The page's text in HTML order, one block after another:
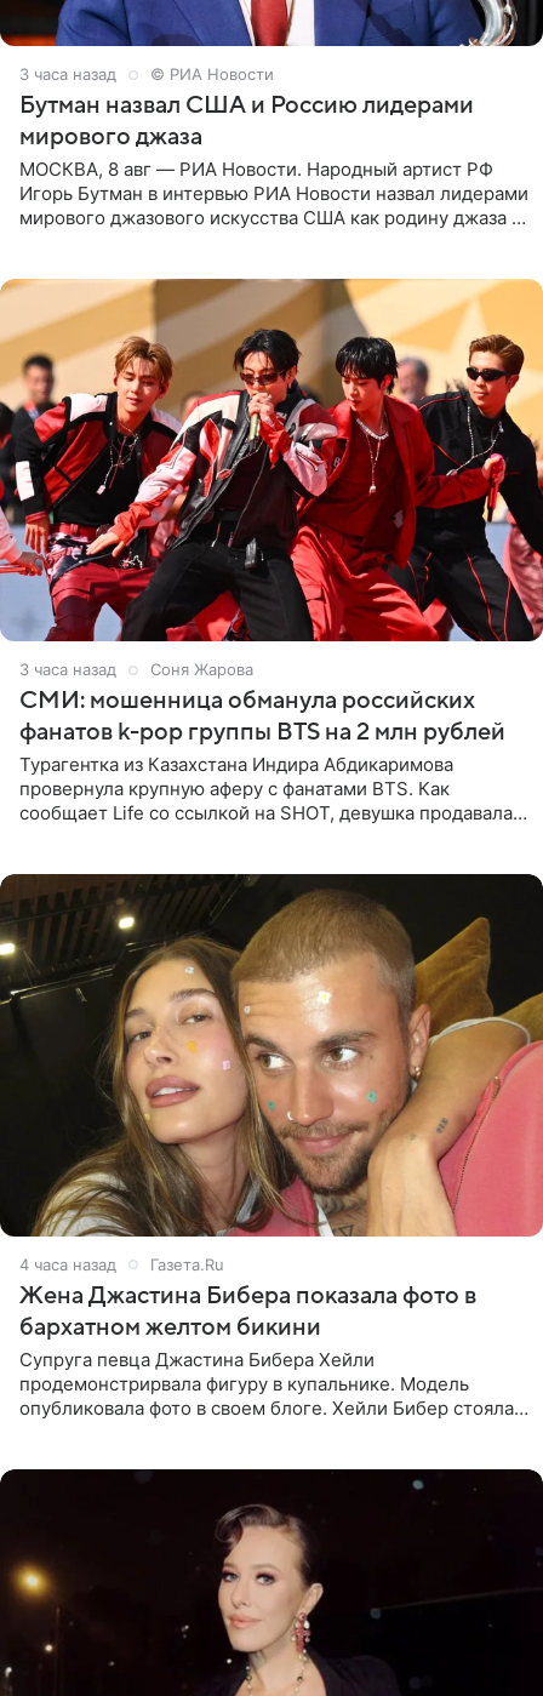
3 часа назад © РИА Новости
Бутман назвал США и Россию лидерами
мирового джаза
МОСКВА, 8 авг — РИА Новости. Народный артист РФ
Игорь Бутман в интервью РИА Новости назвал лидерами
мирового джазового искусства США как родину джаза и
3 часа назад Соня Жарова
СМИ: мошенница обманула российских
фанатов k-pop группы BTS на 2 млн рублей
Турагентка из Казахстана Индира Абдикаримова
провернула крупную аферу с фанатами BTS. Как
сообщает Life со ссылкой на SHOT, девушка продавала
4 часа назад Газета.Ru
Жена Джастина Бибера показала фото в
бархатном желтом бикини
Супруга певца Джастина Бибера Хейли
продемонстрирвала фигуру в купальнике. Модель
опубликовала фото в своем блоге. Хейли Бибер стояла